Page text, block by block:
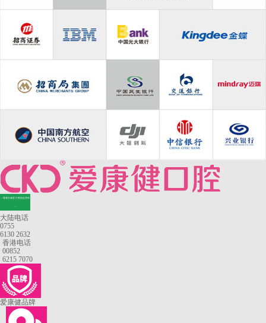
—香港长者医疗券指定牙科
大陆电话
0755
6130 2632
香港电话
00852
6215 7070
爱康健品牌